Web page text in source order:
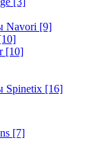
Navori [9]
[10]
Spinetix [16]
[7]